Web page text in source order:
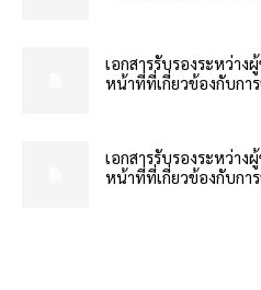
เอกสารรับรองระหว่าง
หน้าที่ที่เกี่ยวข้องกับกา
เอกสารรับรองระหว่าง
หน้าที่ที่เกี่ยวข้องกับกา